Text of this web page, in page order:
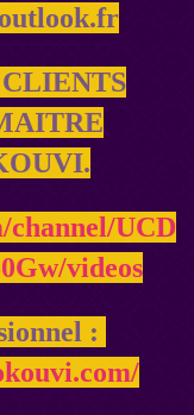
channel/UCD
videos
: